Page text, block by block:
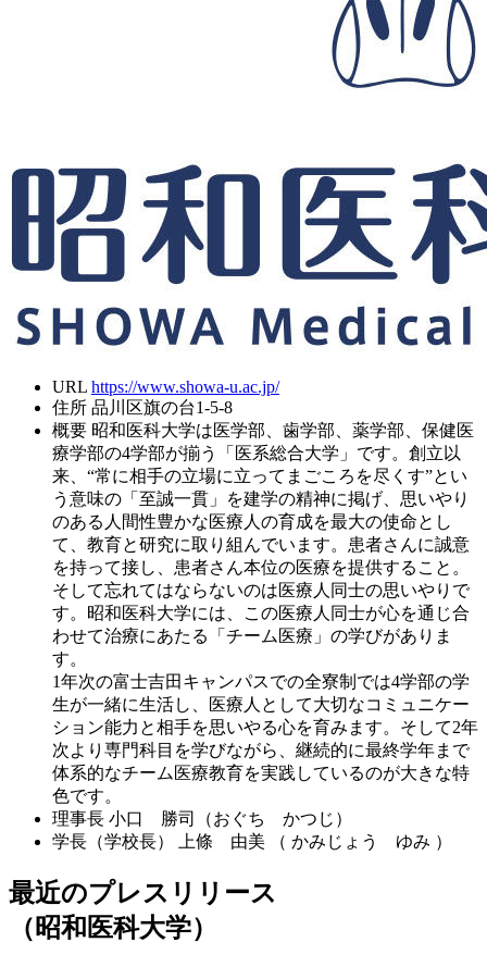
URL https://www.showa-u.ac.jp/
住所 品川区旗の台1-5-8
概要 昭和医科大学は医学部、歯学部、薬学部、保健医
療学部の4学部が揃う「医系総合大学」です。創立以
来、“常に相手の立場に立ってまごころを尽くす”とい
う意味の「至誠一貫」を建学の精神に掲げ、思いやり
のある人間性豊かな医療人の育成を最大の使命とし
て、教育と研究に取り組んでいます。患者さんに誠意
を持って接し、患者さん本位の医療を提供すること。
そして忘れてはならないのは医療人同士の思いやりで
す。昭和医科大学には、この医療人同士が心を通じ合
わせて治療にあたる「チーム医療」の学びがありま
す。
1年次の富士吉田キャンパスでの全寮制では4学部の学
生が一緒に生活し、医療人として大切なコミュニケー
ション能力と相手を思いやる心を育みます。そして2年
次より専門科目を学びながら、継続的に最終学年まで
体系的なチーム医療教育を実践しているのが大きな特
色です。
理事長 小口 勝司（おぐち かつじ）
学長（学校長）
上條 由美 （ かみじょう ゆみ ）
最近のプレスリリース
（昭和医科大学）